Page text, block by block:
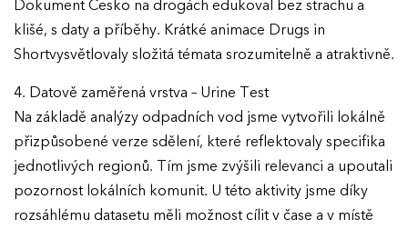
Dokument Česko na drogách edukoval bez strachu a
klišé, s daty a příběhy. Krátké animace Drugs in
Shortvysvětlovaly složitá témata srozumitelně a atraktivně.
4. Datově zaměřená vrstva – Urine Test
Na základě analýzy odpadních vod jsme vytvořili lokálně
přizpůsobené verze sdělení, které reflektovaly specifika
jednotlivých regionů. Tím jsme zvýšili relevanci a upoutali
pozornost lokálních komunit. U této aktivity jsme díky
rozsáhlému datasetu měli možnost cílit v čase a v místě